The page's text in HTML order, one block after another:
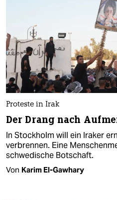
Proteste in Irak
Der Drang nach
In Stockholm will ein Iraker
verbrennen. Eine
schwedische Botschaft.
Von Karim El-Gawhary